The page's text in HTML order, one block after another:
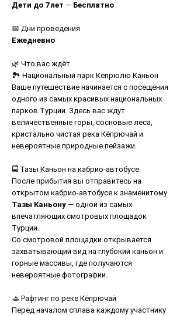
Дети до 7 лет — Бесплатно
📅 Дни проведения
Ежедневно
🌿 Что вас ждёт
🏞 Национальный парк Кёпрюлю Каньон
Ваше путешествие начинается с посещения
одного из самых красивых национальных
парков Турции. Здесь вас ждут
величественные горы, сосновые леса,
кристально чистая река Кёпрючай и
невероятные природные пейзажи.
🚍 Тазы Каньон на кабрио-автобусе
После прибытия вы отправитесь на
открытом кабрио-автобусе к знаменитому
Тазы Каньону — одной из самых
впечатляющих смотровых площадок
Турции.
Со смотровой площадки открывается
захватывающий вид на глубокий каньон и
горные массивы, где получаются
невероятные фотографии.
🚣 Рафтинг по реке Кёпрючай
Перед началом сплава каждому участнику